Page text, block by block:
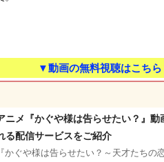
▼動画の無料視聴はこち
ニメ『かぐや様は告らせたい？』
る配信サービスをご紹介
『かぐや様は告らせたい？～天才たち